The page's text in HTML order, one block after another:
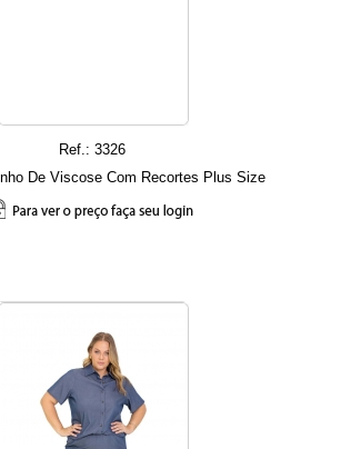
Ref.: 3326
De Viscose Com Recortes Plus Size